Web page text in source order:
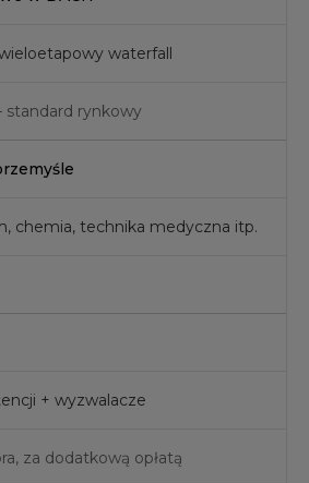
waterfall
standard rynkowy
chemia, technika medyczna itp.
+ wyzwalacze
za dodatkową opłatą